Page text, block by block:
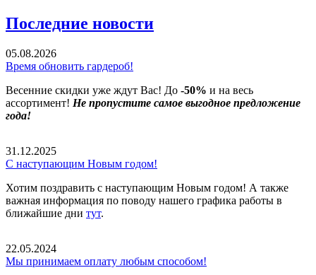
Последние новости
05.08.2026
Время обновить гардероб!
Весенние скидки уже ждут Вас! До -50% и на весь
ассортимент! Не пропустите самое выгодное предложение
года!
31.12.2025
С наступающим Новым годом!
Хотим поздравить с наступающим Новым годом! А также
важная информация по поводу нашего графика работы в
ближайшие дни тут.
22.05.2024
Мы принимаем оплату любым способом!